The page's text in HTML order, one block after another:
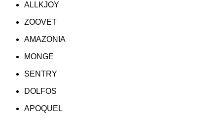
ALLKJOY
ZOOVET
AMAZONIA
MONGE
SENTRY
DOLFOS
APOQUEL